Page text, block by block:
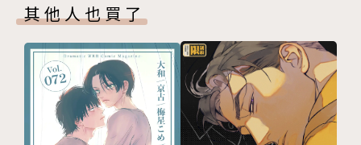
其他人也買了